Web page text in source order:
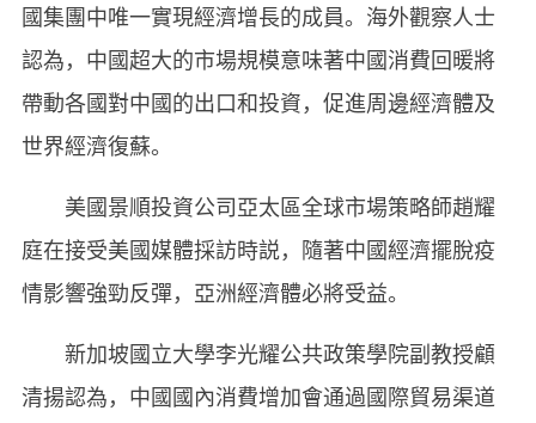
國集團中唯一實現經濟增長的成員。海外觀察人士
認為，中國超大的市場規模意味著中國消費回暖將
帶動各國對中國的出口和投資，促進周邊經濟體及
世界經濟復蘇。
美國景順投資公司亞太區全球市場策略師趙耀
庭在接受美國媒體採訪時説，隨著中國經濟擺脫疫
情影響強勁反彈，亞洲經濟體必將受益。
新加坡國立大學李光耀公共政策學院副教授顧
清揚認為，中國國內消費增加會通過國際貿易渠道